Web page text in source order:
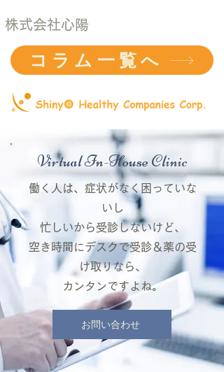
株式会社心陽
コラム一覧へ
Virtual In-House Clinic
働く人は、症状がなく困っていな
いし
忙しいから受診しないけど、
空き時間にデスクで受診＆薬の受
け取りなら、
​カンタンですよね。
お問い合わせ